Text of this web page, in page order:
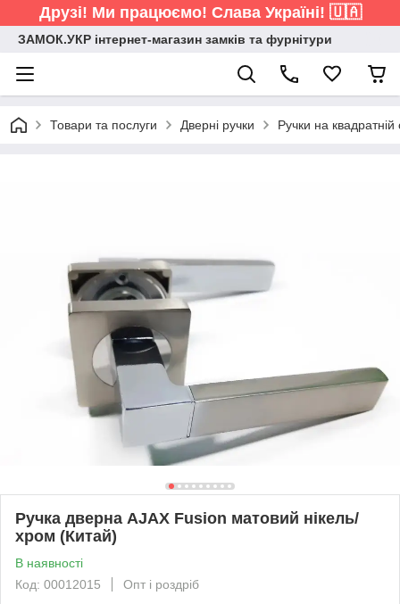
Друзі! Ми працюємо! Слава Україні! 🇺🇦
ЗАМОК.УКР інтернет-магазин замків та фурнітури
Товари та послуги Дверні ручки Ручки на квадратній
Ручка дверна AJAX Fusion матовий нікель/
хром (Китай)
В наявності
Код: 00012015
Опт і роздріб